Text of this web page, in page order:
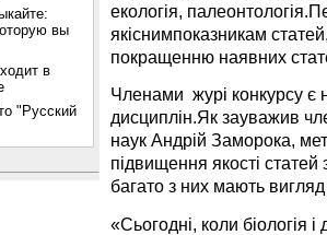
вы
в
"Русский
екологія,
якіснимпоказникам
покращенню наявних
Членами журі конкурсу є
дисциплін.Як зауважив
наук Андрій Заморока,
підвищення якості статей
багато з них мають
«Сьогодні, коли біологія